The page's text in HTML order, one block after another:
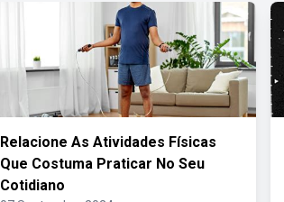
Relacione As Atividades Físicas
Que Costuma Praticar No Seu
Cotidiano